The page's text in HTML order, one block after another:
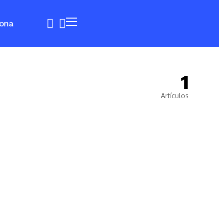
1
Artículos